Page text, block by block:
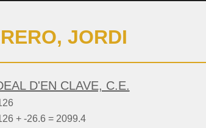
JORDI
D'EN CLAVE, C.E.
+ -26.6 = 2099.4